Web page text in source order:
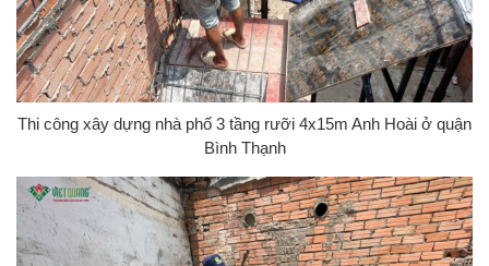
Thi công xây dựng nhà phố 3 tầng rưỡi 4x15m Anh Hoài ở quận
Bình Thạnh